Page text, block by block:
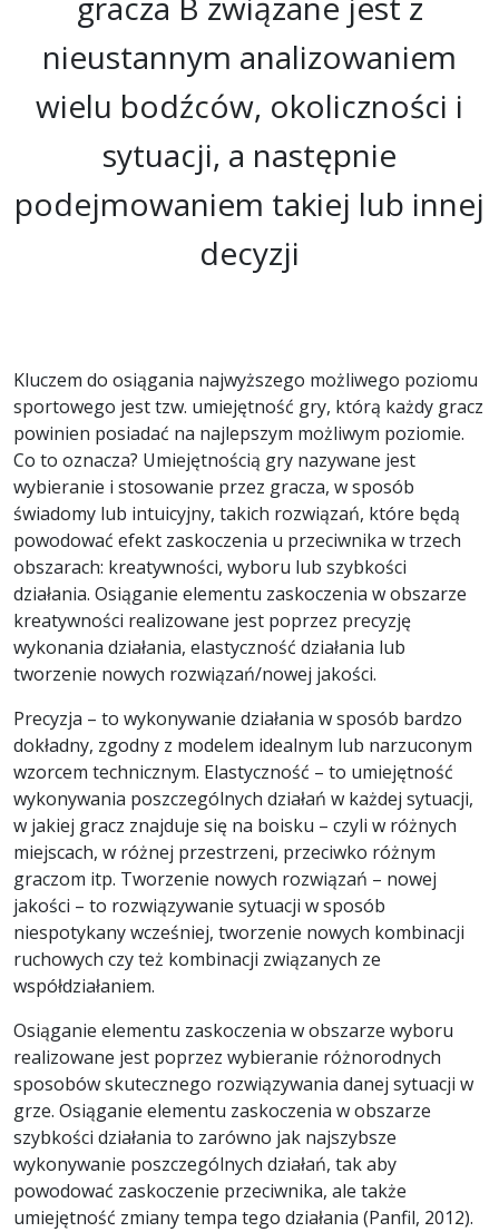
nieustannym analizowaniem
wielu bodźców, okoliczności i
sytuacji, a następnie
podejmowaniem takiej lub innej
decyzji
Kluczem do osiągania najwyższego możliwego poziomu
sportowego jest tzw. umiejętność gry, którą każdy gracz
powinien posiadać na najlepszym możliwym poziomie.
Co to oznacza? Umiejętnością gry nazywane jest
wybieranie i stosowanie przez gracza, w sposób
świadomy lub intuicyjny, takich rozwiązań, które będą
powodować efekt zaskoczenia u przeciwnika w trzech
obszarach: kreatywności, wyboru lub szybkości
działania. Osiąganie elementu zaskoczenia w obszarze
kreatywności realizowane jest poprzez precyzję
wykonania działania, elastyczność działania lub
tworzenie nowych rozwiązań/nowej jakości.
Precyzja – to wykonywanie działania w sposób bardzo
dokładny, zgodny z modelem idealnym lub narzuconym
wzorcem technicznym. Elastyczność – to umiejętność
wykonywania poszczególnych działań w każdej sytuacji,
w jakiej gracz znajduje się na boisku – czyli w różnych
miejscach, w różnej przestrzeni, przeciwko różnym
graczom itp. Tworzenie nowych rozwiązań – nowej
jakości – to rozwiązywanie sytuacji w sposób
niespotykany wcześniej, tworzenie nowych kombinacji
ruchowych czy też kombinacji związanych ze
współdziałaniem.
Osiąganie elementu zaskoczenia w obszarze wyboru
realizowane jest poprzez wybieranie różnorodnych
sposobów skutecznego rozwiązywania danej sytuacji w
grze. Osiąganie elementu zaskoczenia w obszarze
szybkości działania to zarówno jak najszybsze
wykonywanie poszczególnych działań, tak aby
powodować zaskoczenie przeciwnika, ale także
umiejętność zmiany tempa tego działania (Panfil, 2012).